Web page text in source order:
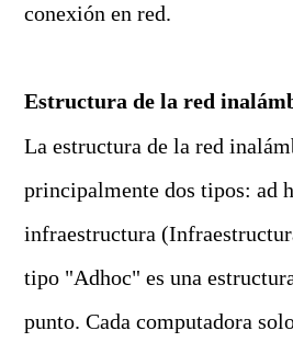
conexión en red.
Estructura de la red
La estructura de la red
principalmente dos tipos: ad
infraestructura
tipo "Adhoc" es una
punto. Cada computadora